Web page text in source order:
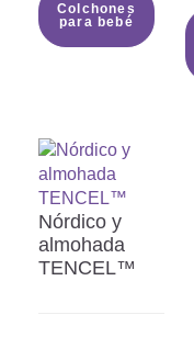
Colchones
para bebé
Nórdico y
almohada
TENCEL™